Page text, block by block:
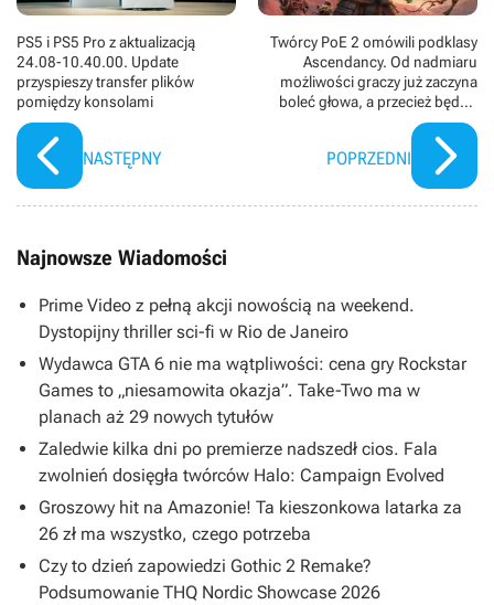
PS5 i PS5 Pro z aktualizacją
24.08-10.40.00. Update
przyspieszy transfer plików
pomiędzy konsolami
NASTĘPNY
Twórcy PoE 2 omówili podklasy
Ascendancy. Od nadmiaru
możliwości graczy już zaczyna
boleć głowa, a przecież będzie
ich dużo więcej
POPRZEDNI
Najnowsze Wiadomości
Prime Video z pełną akcji nowością na weekend.
Dystopijny thriller sci-fi w Rio de Janeiro
Wydawca GTA 6 nie ma wątpliwości: cena gry Rockstar
Games to „niesamowita okazja”. Take-Two ma w
planach aż 29 nowych tytułów
Zaledwie kilka dni po premierze nadszedł cios. Fala
zwolnień dosięgła twórców Halo: Campaign Evolved
Groszowy hit na Amazonie! Ta kieszonkowa latarka za
26 zł ma wszystko, czego potrzeba
Czy to dzień zapowiedzi Gothic 2 Remake?
Podsumowanie THQ Nordic Showcase 2026